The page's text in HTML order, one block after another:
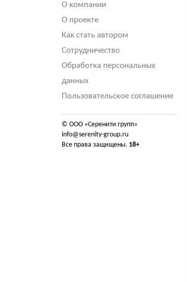
О компании
О проекте
Как стать автором
Сотрудничество
Обработка персональных
данных
Пользовательское соглашение
© ООО «Серенити групп»
info@serenity-group.ru
Все права защищены. 18+